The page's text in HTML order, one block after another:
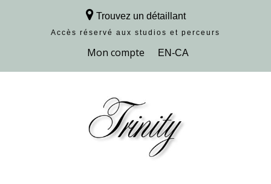
Trouvez un détaillant
Accès réservé aux studios et perceurs